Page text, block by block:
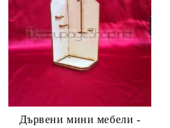
Дървени мини мебели -